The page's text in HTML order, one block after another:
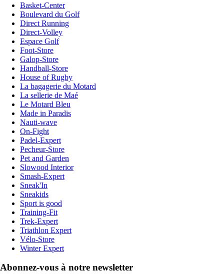
Basket-Center
Boulevard du Golf
Direct Running
Direct-Volley
Espace Golf
Foot-Store
Galop-Store
Handball-Store
House of Rugby
La bagagerie du Motard
La sellerie de Maé
Le Motard Bleu
Made in Paradis
Nauti-wave
On-Fight
Padel-Expert
Pecheur-Store
Pet and Garden
Slowood Interior
Smash-Expert
Sneak'In
Sneakids
Sport is good
Training-Fit
Trek-Expert
Triathlon Expert
Vélo-Store
Winter Expert
Abonnez-vous à notre newsletter